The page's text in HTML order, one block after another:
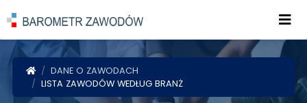
POWRÓT DO STRONY GŁÓWNEJ
DANE O ZAWODACH
LISTA ZAWODÓW WEDŁUG BRANŻ